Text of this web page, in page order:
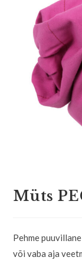
Müts
Pehme
või vaba aja